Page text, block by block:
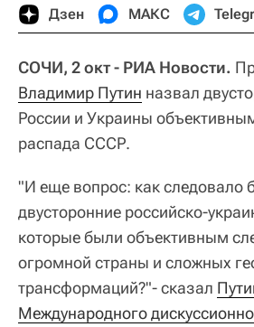
Дзен МАКС
СОЧИ, 2 окт - РИА Новости.
Владимир Путин назвал
России и Украины
распада СССР.
"И еще вопрос: как следовало
двусторонние российско-
которые были объективным
огромной страны и сложных
трансформаций?"- сказал
Международного